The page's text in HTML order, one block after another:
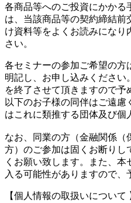
各商品等へのご投資にかかる
は、当該商品等の契約締結前
け資料等をよくお読みにな
さい。
各セミナーの参加ご希望の方
明記し、お申し込みください
を終了させて頂きますので
以下のお子様の同伴はご遠
はこれに類推する団体及び個
なお、同業の方（金融関係（
方）のご参加は固くお断りし
くお願い致します。また、
入る可能性がありますので、
【個人情報の取扱いについ